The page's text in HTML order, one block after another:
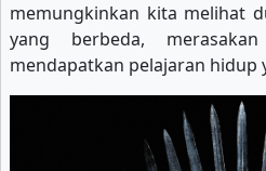
memungkinkan kita melihat
yang berbeda,
mendapatkan pelajaran hidup